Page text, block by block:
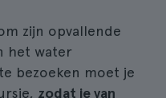
zijn opvallende
het water
bezoeken moet je
zodat je van